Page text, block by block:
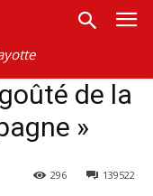
de la
»
139522
296